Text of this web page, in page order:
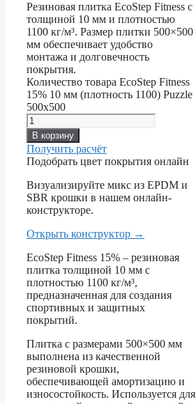
Резиновая плитка EcoStep Fitness с
толщиной 10 мм и плотностью
1100 кг/м³. Размер плитки 500×500
мм обеспечивает удобство
монтажа и долговечность
покрытия.
Количество товара EcoStep Fitness
15% 10 мм (плотность 1100) Puzzle
500x500
В корзину
Получить расчёт
Подобрать цвет покрытия онлайн
Визуализируйте микс из EPDM и
SBR крошки в нашем онлайн-
конструкторе.
Открыть конструктор →
EcoStep Fitness 15% – резиновая
плитка толщиной 10 мм с
плотностью 1100 кг/м³,
предназначенная для создания
спортивных и защитных
покрытий.
Плитка с размерами 500×500 мм
выполнена из качественной
резиновой крошки,
обеспечивающей амортизацию и
износостойкость. Используется для